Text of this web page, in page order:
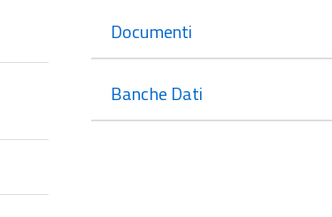
Documenti
Banche Dati